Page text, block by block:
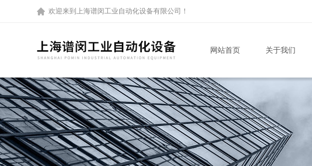
欢迎来到 上海谱闵工业自动化设备有限公司 ！
网站首页 关于我们